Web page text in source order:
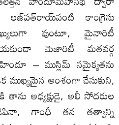
కాంగ్రెసు
వుంటూ, మైనారిటీ
మెజారిటీ మతవర్గ
– ముస్లిమ్‌ సమైక్యతను
ముఖ్యమైన అంశంగా చేసుకుని,
అధ్యక్షుడై, అలీ సోదరుల
గాంధీ తన తత్వాన్ని